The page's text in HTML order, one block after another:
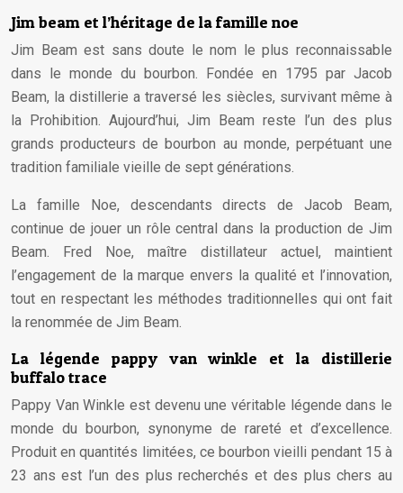
Jim beam et l’héritage de la famille noe
Jim Beam est sans doute le nom le plus reconnaissable
dans le monde du bourbon. Fondée en 1795 par Jacob
Beam, la distillerie a traversé les siècles, survivant même à
la Prohibition. Aujourd’hui, Jim Beam reste l’un des plus
grands producteurs de bourbon au monde, perpétuant une
tradition familiale vieille de sept générations.
La famille Noe, descendants directs de Jacob Beam,
continue de jouer un rôle central dans la production de Jim
Beam. Fred Noe, maître distillateur actuel, maintient
l’engagement de la marque envers la qualité et l’innovation,
tout en respectant les méthodes traditionnelles qui ont fait
la renommée de Jim Beam.
La légende pappy van winkle et la distillerie
buffalo trace
Pappy Van Winkle est devenu une véritable légende dans le
monde du bourbon, synonyme de rareté et d’excellence.
Produit en quantités limitées, ce bourbon vieilli pendant 15 à
23 ans est l’un des plus recherchés et des plus chers au